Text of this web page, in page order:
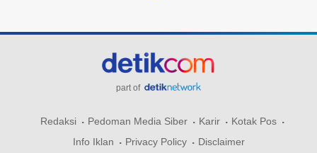
part of
Redaksi Pedoman Media Siber Karir
Kotak Pos
Info Iklan
Privacy Policy Disclaimer